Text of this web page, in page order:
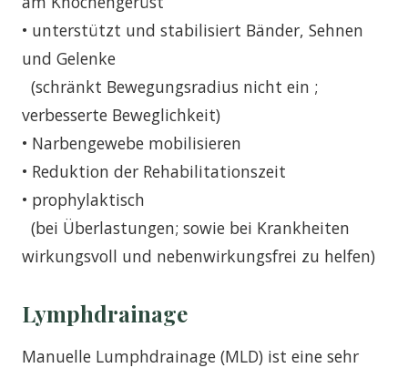
• unterstützt und stabilisiert Bänder, Sehnen
und Gelenke
(schränkt Bewegungsradius nicht ein ;
verbesserte Beweglichkeit)
• Narbengewebe mobilisieren
• Reduktion der Rehabilitationszeit
• prophylaktisch
(bei Überlastungen; sowie bei Krankheiten
wirkungsvoll und nebenwirkungsfrei zu helfen)
Lymphdrainage
Manuelle Lumphdrainage (MLD) ist eine sehr